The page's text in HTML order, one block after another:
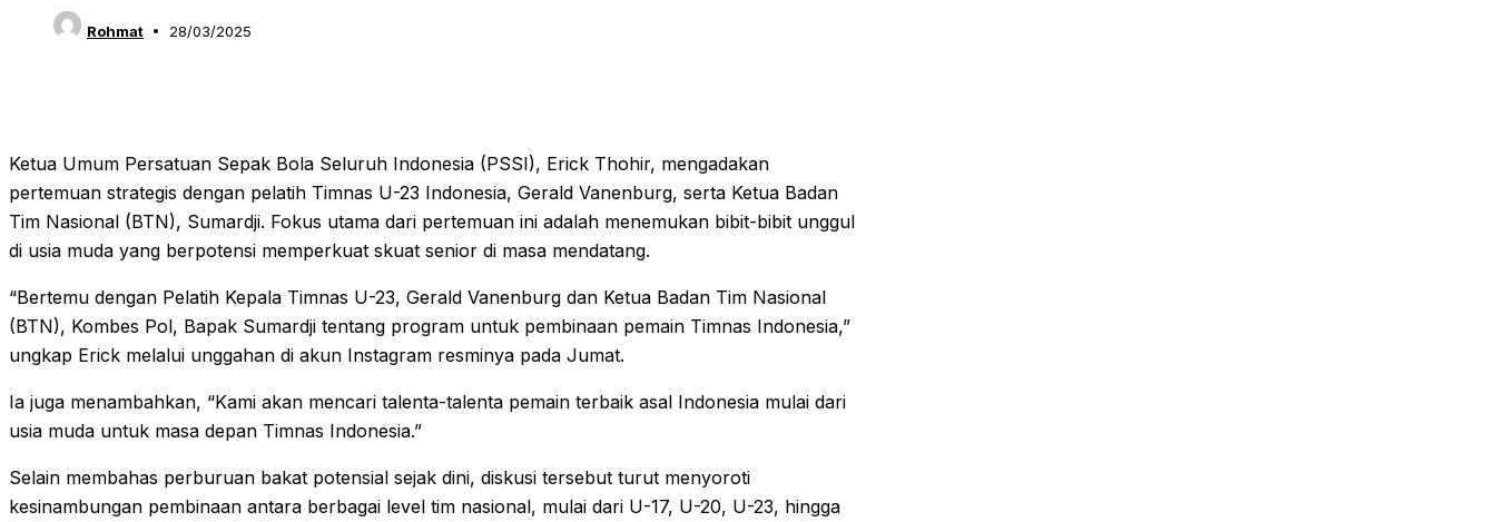
Rohmat 28/03/2025
Ketua Umum Persatuan Sepak Bola Seluruh Indonesia (PSSI), Erick Thohir, mengadakan
pertemuan strategis dengan pelatih Timnas U-23 Indonesia, Gerald Vanenburg, serta Ketua Badan
Tim Nasional (BTN), Sumardji. Fokus utama dari pertemuan ini adalah menemukan bibit-bibit unggul
di usia muda yang berpotensi memperkuat skuat senior di masa mendatang.
“Bertemu dengan Pelatih Kepala Timnas U-23, Gerald Vanenburg dan Ketua Badan Tim Nasional
(BTN), Kombes Pol, Bapak Sumardji tentang program untuk pembinaan pemain Timnas Indonesia,”
ungkap Erick melalui unggahan di akun Instagram resminya pada Jumat.
Ia juga menambahkan, “Kami akan mencari talenta-talenta pemain terbaik asal Indonesia mulai dari
usia muda untuk masa depan Timnas Indonesia.”
Selain membahas perburuan bakat potensial sejak dini, diskusi tersebut turut menyoroti
kesinambungan pembinaan antara berbagai level tim nasional, mulai dari U-17, U-20, U-23, hingga